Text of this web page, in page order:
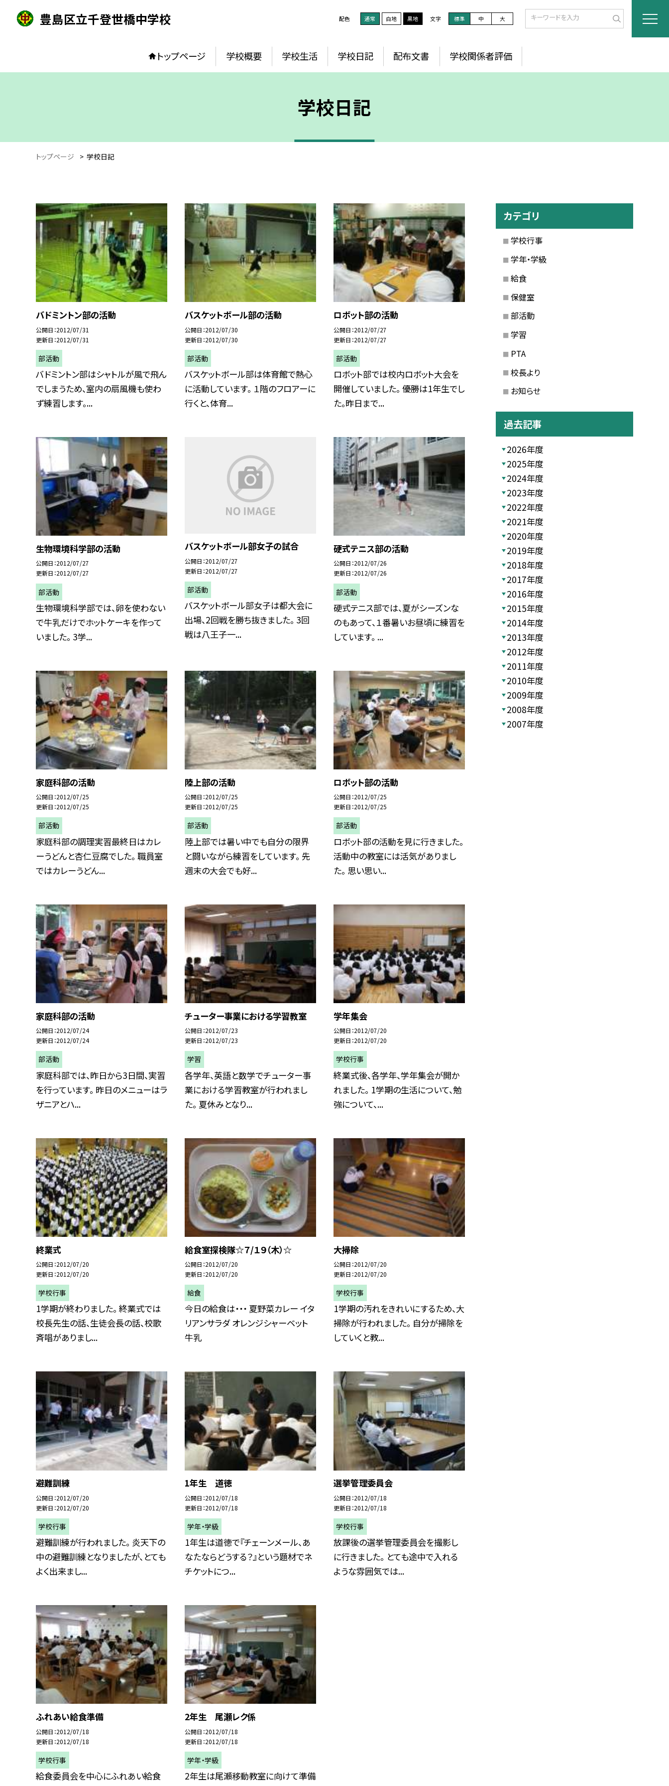
豊島区立千登世橋中学校 配色 通常 白地 黒地 文字 標準 中 大
トップページ 学校概要 学校生活 学校日記 配布文書 学校関係者評価
学校日記
トップページ > 学校日記
バドミントン部の活動
公開日 2012/07/31
更新日 2012/07/31
部活動
バドミントン部はシャトルが風で飛ん
でしまうため、室内の扇風機も使わ
ず練習します。...
バスケットボール部の活動
公開日 2012/07/30
更新日 2012/07/30
部活動
バスケットボール部は体育館で熱心
に活動しています。 １階のフロアーに
行くと、体育...
ロボット部の活動
公開日 2012/07/27
更新日 2012/07/27
部活動
ロボット部では校内ロボット大会を
開催していました。 優勝は1年生でし
た。昨日まで...
生物環境科学部の活動
公開日 2012/07/27
更新日 2012/07/27
部活動
生物環境科学部では、卵を使わない
で牛乳だけでホットケーキを作って
いました。 3学...
バスケットボール部女子の試合
公開日 2012/07/27
更新日 2012/07/27
部活動
バスケットボール部女子は都大会に
出場、2回戦を勝ち抜きました。 3回
戦は八王子一...
硬式テニス部の活動
公開日 2012/07/26
更新日 2012/07/26
部活動
硬式テニス部では、夏がシーズンな
のもあって、１番暑いお昼頃に練習を
しています。 ...
家庭科部の活動
公開日 2012/07/25
更新日 2012/07/25
部活動
家庭科部の調理実習最終日はカレ
ーうどんと杏仁豆腐でした。 職員室
ではカレーうどん...
陸上部の活動
公開日 2012/07/25
更新日 2012/07/25
部活動
陸上部では暑い中でも自分の限界
と闘いながら練習をしています。 先
週末の大会でも好...
ロボット部の活動
公開日 2012/07/25
更新日 2012/07/25
部活動
ロボット部の活動を見に行きました。
活動中の教室には活気がありまし
た。 思い思い...
家庭科部の活動
公開日 2012/07/24
更新日 2012/07/24
部活動
家庭科部では、昨日から3日間、実習
を行っています。 昨日のメニューはラ
ザニアとハ...
チューター事業における学習教室
公開日 2012/07/23
更新日 2012/07/23
学習
各学年、英語と数学でチューター事
業における学習教室が行われまし
た。 夏休みとなり...
学年集会
公開日 2012/07/20
更新日 2012/07/20
学校行事
終業式後、各学年、学年集会が開か
れました。 1学期の生活について、勉
強について、...
終業式
公開日 2012/07/20
更新日 2012/07/20
学校行事
1学期が終わりました。 終業式では
校長先生の話、生徒会長の話、校歌
斉唱がありまし...
給食室探検隊☆７/１９（木）☆
公開日 2012/07/20
更新日 2012/07/20
給食
今日の給食は・・・ 夏野菜カレー イタ
リアンサラダ オレンジシャーベット
牛乳
大掃除
公開日 2012/07/20
更新日 2012/07/20
学校行事
1学期の汚れをきれいにするため、大
掃除が行われました。 自分が掃除を
していくと教...
避難訓練
公開日 2012/07/20
更新日 2012/07/20
学校行事
避難訓練が行われました。 炎天下の
中の避難訓練となりましたが、とても
よく出来まし...
1年生 道徳
公開日 2012/07/18
更新日 2012/07/18
学年・学級
1年生は道徳で『チェーンメール、あ
なたならどうする？』という題材でネ
チケットにつ...
選挙管理委員会
公開日 2012/07/18
更新日 2012/07/18
学校行事
放課後の選挙管理委員会を撮影し
に行きました。 とても途中で入れる
ような雰囲気では...
ふれあい給食準備
公開日 2012/07/18
更新日 2012/07/18
学校行事
給食委員会を中心にふれあい給食
2年生 尾瀬レク係
公開日 2012/07/18
更新日 2012/07/18
学年・学級
2年生は尾瀬移動教室に向けて準備
カテゴリ
学校行事
学年・学級
給食
保健室
部活動
学習
PTA
校長より
お知らせ
過去記事
2026年度
2025年度
2024年度
2023年度
2022年度
2021年度
2020年度
2019年度
2018年度
2017年度
2016年度
2015年度
2014年度
2013年度
2012年度
2011年度
2010年度
2009年度
2008年度
2007年度